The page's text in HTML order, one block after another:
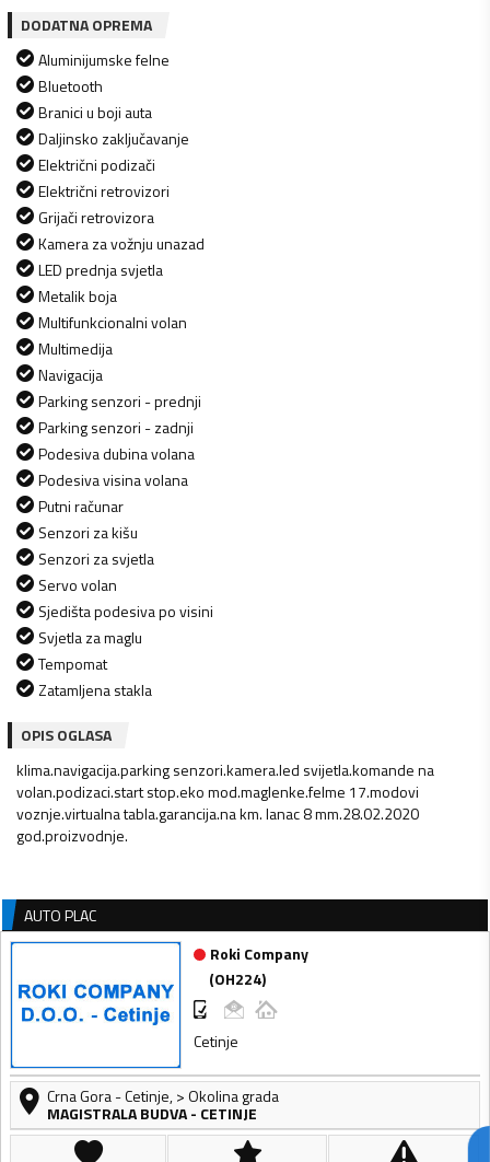
DODATNA OPREMA
Aluminijumske felne
Bluetooth
Branici u boji auta
Daljinsko zaključavanje
Električni podizači
Električni retrovizori
Grijači retrovizora
Kamera za vožnju unazad
LED prednja svjetla
Metalik boja
Multifunkcionalni volan
Multimedija
Navigacija
Parking senzori - prednji
Parking senzori - zadnji
Podesiva dubina volana
Podesiva visina volana
Putni računar
Senzori za kišu
Senzori za svjetla
Servo volan
Sjedišta podesiva po visini
Svjetla za maglu
Tempomat
Zatamljena stakla
OPIS OGLASA
klima.navigacija.parking senzori.kamera.led svijetla.komande na
volan.podizaci.start stop.eko mod.maglenke.felme 17.modovi
voznje.virtualna tabla.garancija.na km. lanac 8 mm.28.02.2020
god.proizvodnje.
AUTO PLAC
Roki Company
(OH224)
Cetinje
Crna Gora-Cetinje,> Okolina grada
MAGISTRALA BUDVA - CETINJE